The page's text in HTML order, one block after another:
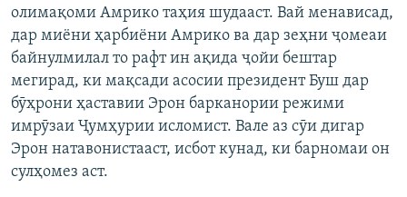
Ҳамаи сомонаҳои RFE/RL
олимақоми Амрико таҳия шудааст. Вай менависад,
дар миёни ҳарбиёни Амрико ва дар зеҳни ҷомеаи
байнулмилал то рафт ин ақида ҷойи бештар
мегирад, ки мақсади асосии президент Буш дар
бӯҳрони ҳаставии Эрон барканории режими
имрӯзаи Ҷумҳурии исломист. Вале аз сӯи дигар
Эрон натавонистааст, исбот кунад, ки барномаи он
сулҳомез аст.